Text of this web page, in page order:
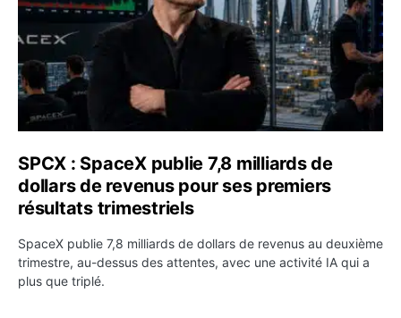
SPCX : SpaceX publie 7,8 milliards de
dollars de revenus pour ses premiers
résultats trimestriels
SpaceX publie 7,8 milliards de dollars de revenus au deuxième
trimestre, au-dessus des attentes, avec une activité IA qui a
plus que triplé.